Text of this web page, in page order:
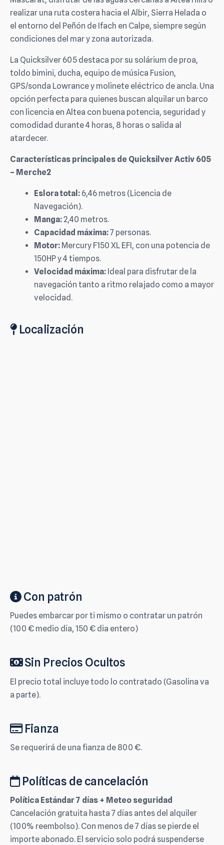
realizar una ruta costera hacia el Albir, Sierra Helada o
el entorno del Peñón de Ifach en Calpe, siempre según
condiciones del mar y zona autorizada.
La Quicksilver 605 destaca por su solárium de proa,
toldo bimini, ducha, equipo de música Fusion,
GPS/sonda Lowrance y molinete eléctrico de ancla. Una
opción perfecta para quienes buscan alquilar un barco
con licencia en Altea con buena potencia, seguridad y
comodidad durante 4 horas, 8 horas o salida al
atardecer.
Características principales de Quicksilver Activ 605
– Merche2
Eslora total: 6,46 metros (Licencia de
Navegación).
Manga:2,40 metros.
Capacidad máxima:7 personas.
Motor: Mercury F150 XL EFI, con una potencia de
150HP y 4 tiempos.
Velocidad máxima: Ideal para disfrutar de la
navegación tanto a ritmo relajado como a mayor
velocidad.
Localización
Con patrón
Puedes embarcar por ti mismo o contratar un patrón
(100 € medio día, 150 € dia entero)
Sin Precios Ocultos
El precio total incluye todo lo contratado (Gasolina va
a parte).
Fianza
Se requerirá de una fianza de 800 €.
Políticas de cancelación
Política Estándar 7 días + Meteo seguridad
Cancelación gratuita hasta 7 días antes del alquiler
(100% reembolso). Con menos de 7 días se pierde el
importe abonado. El servicio solo podrá suspenderse